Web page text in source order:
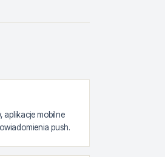
aplikacje mobilne
push.